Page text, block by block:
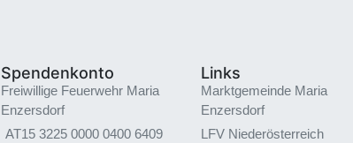
Spendenkonto
Freiwillige Feuerwehr Maria
Enzersdorf
AT15 3225 0000 0400 6409
Links
Marktgemeinde Maria
Enzersdorf
LFV Niederösterreich